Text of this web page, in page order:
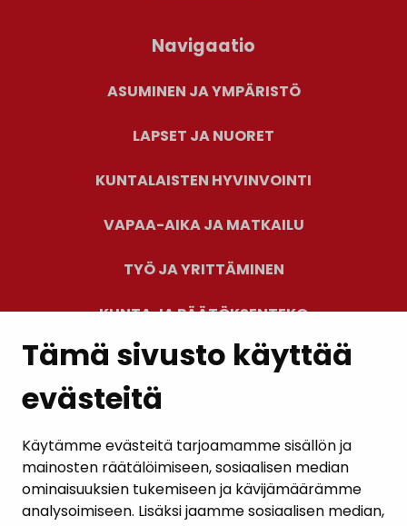
Tämä sivusto käyttää
evästeitä
Käytämme evästeitä tarjoamamme sisällön ja
mainosten räätälöimiseen, sosiaalisen median
ominaisuuksien tukemiseen ja kävijämäärämme
analysoimiseen. Lisäksi jaamme sosiaalisen median,
Navigaatio
ASUMINEN JA YMPÄRISTÖ
LAPSET JA NUORET
KUNTALAISTEN HYVINVOINTI
VAPAA-AIKA JA MATKAILU
TYÖ JA YRITTÄMINEN
KUNTA JA PÄÄTÖKSENTEKO
AJANKOHTAISET
YHTEYSTIEDOT